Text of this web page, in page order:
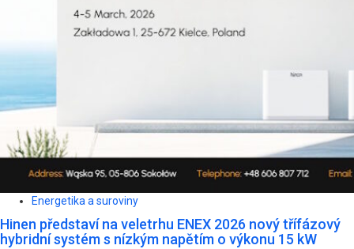
Energetika a suroviny
Hinen představí na veletrhu ENEX 2026 nový třífázový
hybridní systém s nízkým napětím o výkonu 15 kW